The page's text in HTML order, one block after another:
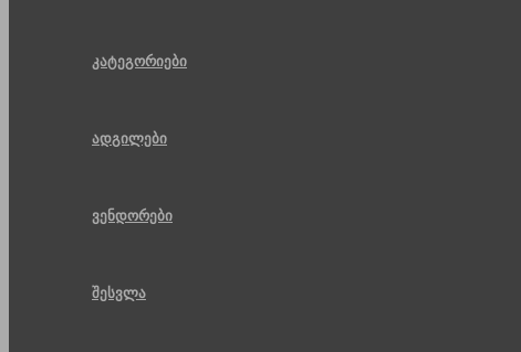
კატეგორიები
ადგილები
ვენდორები
შესვლა